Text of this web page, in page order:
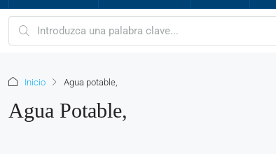
Inicio Agua potable,
Agua Potable,